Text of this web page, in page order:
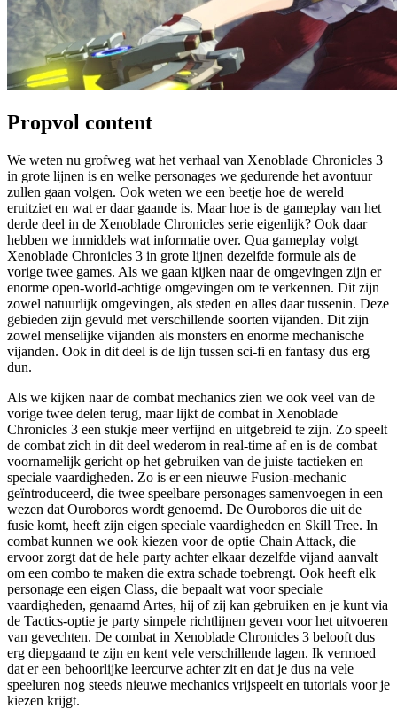
Propvol content
We weten nu grofweg wat het verhaal van Xenoblade Chronicles 3
in grote lijnen is en welke personages we gedurende het avontuur
zullen gaan volgen. Ook weten we een beetje hoe de wereld
eruitziet en wat er daar gaande is. Maar hoe is de gameplay van het
derde deel in de Xenoblade Chronicles serie eigenlijk? Ook daar
hebben we inmiddels wat informatie over. Qua gameplay volgt
Xenoblade Chronicles 3 in grote lijnen dezelfde formule als de
vorige twee games. Als we gaan kijken naar de omgevingen zijn er
enorme open-world-achtige omgevingen om te verkennen. Dit zijn
zowel natuurlijk omgevingen, als steden en alles daar tussenin. Deze
gebieden zijn gevuld met verschillende soorten vijanden. Dit zijn
zowel menselijke vijanden als monsters en enorme mechanische
vijanden. Ook in dit deel is de lijn tussen sci-fi en fantasy dus erg
dun.
Als we kijken naar de combat mechanics zien we ook veel van de
vorige twee delen terug, maar lijkt de combat in Xenoblade
Chronicles 3 een stukje meer verfijnd en uitgebreid te zijn. Zo speelt
de combat zich in dit deel wederom in real-time af en is de combat
voornamelijk gericht op het gebruiken van de juiste tactieken en
speciale vaardigheden. Zo is er een nieuwe Fusion-mechanic
geïntroduceerd, die twee speelbare personages samenvoegen in een
wezen dat Ouroboros wordt genoemd. De Ouroboros die uit de
fusie komt, heeft zijn eigen speciale vaardigheden en Skill Tree. In
combat kunnen we ook kiezen voor de optie Chain Attack, die
ervoor zorgt dat de hele party achter elkaar dezelfde vijand aanvalt
om een combo te maken die extra schade toebrengt. Ook heeft elk
personage een eigen Class, die bepaalt wat voor speciale
vaardigheden, genaamd Artes, hij of zij kan gebruiken en je kunt via
de Tactics-optie je party simpele richtlijnen geven voor het uitvoeren
van gevechten. De combat in Xenoblade Chronicles 3 belooft dus
erg diepgaand te zijn en kent vele verschillende lagen. Ik vermoed
dat er een behoorlijke leercurve achter zit en dat je dus na vele
speeluren nog steeds nieuwe mechanics vrijspeelt en tutorials voor je
kiezen krijgt.